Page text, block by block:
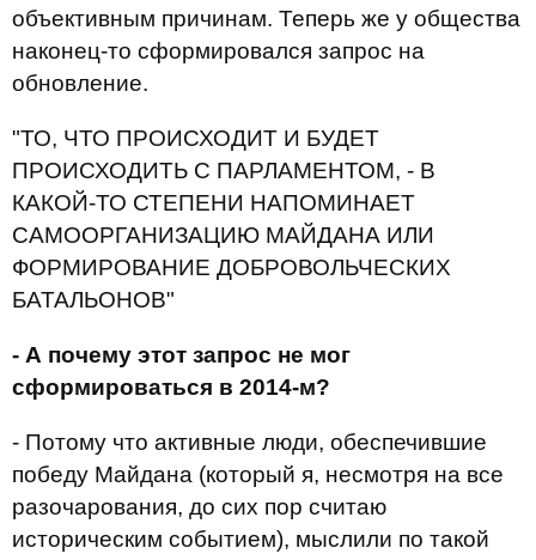
объективным причинам. Теперь же у общества
наконец-то сформировался запрос на
обновление.
"ТО, ЧТО ПРОИСХОДИТ И БУДЕТ
ПРОИСХОДИТЬ С ПАРЛАМЕНТОМ, - В
КАКОЙ-ТО СТЕПЕНИ НАПОМИНАЕТ
САМООРГАНИЗАЦИЮ МАЙДАНА ИЛИ
ФОРМИРОВАНИЕ ДОБРОВОЛЬЧЕСКИХ
БАТАЛЬОНОВ"
- А почему этот запрос не мог
сформироваться в 2014-м?
- Потому что активные люди, обеспечившие
победу Майдана (который я, несмотря на все
разочарования, до сих пор считаю
историческим событием), мыслили по такой